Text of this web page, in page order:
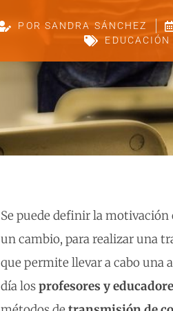
POR SANDRA SÁNCHEZ
Se puede definir la
un cambio, para realizar una
que permite llevar a cabo una
día losprofesores y